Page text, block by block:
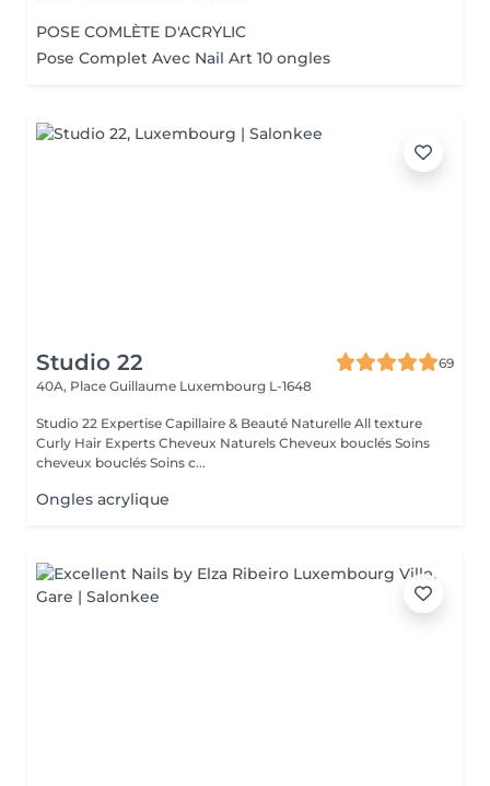
POSE COMLÈTE D'ACRYLIC
Pose Complet Avec Nail Art 10 ongles
Studio 22
69
40A, Place Guillaume Luxembourg L-1648
Studio 22 Expertise Capillaire & Beauté Naturelle All texture
Curly Hair Experts Cheveux Naturels Cheveux bouclés Soins
cheveux bouclés Soins c...
Ongles acrylique